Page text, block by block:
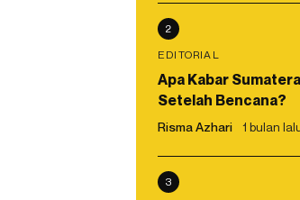
2
EDITORIAL
Apa Kabar
Setelah Bencana?
Risma Azhari 1 bulan
3